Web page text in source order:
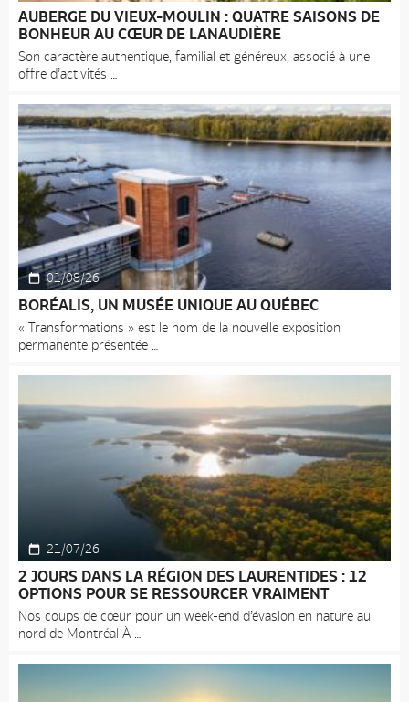
AUBERGE DU VIEUX-MOULIN : QUATRE SAISONS DE
BONHEUR AU CŒUR DE LANAUDIÈRE
Son caractère authentique, familial et généreux, associé à une
offre d’activités
01/08/26
BORÉALIS, UN MUSÉE UNIQUE AU QUÉBEC
« Transformations » est le nom de la nouvelle exposition
permanente présentée
21/07/26
2 JOURS DANS LA RÉGION DES LAURENTIDES : 12
OPTIONS POUR SE RESSOURCER VRAIMENT
Nos coups de cœur pour un week-end d’évasion en nature au
nord de Montréal À